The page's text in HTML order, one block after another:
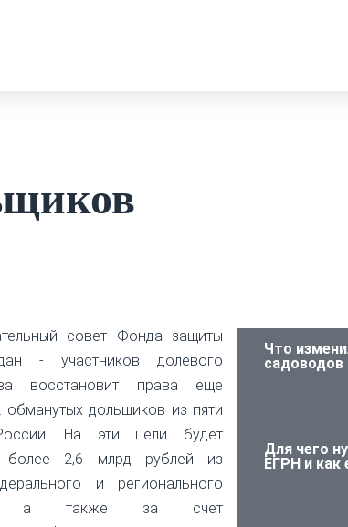
совет Фонда защиты
- участников долевого
восстановит права еще
обманутых дольщиков из пяти
На эти цели будет
более 2,6 млрд рублей из
и регионального
а также за счет
Что
садоводов
Для чего
ЕГРН и как